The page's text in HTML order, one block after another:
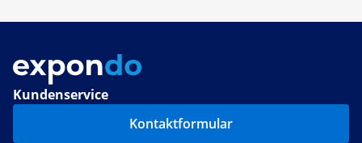
Kundenservice
Kontaktformular